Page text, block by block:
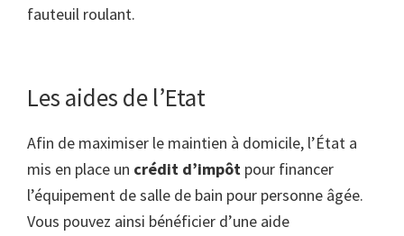
fauteuil roulant.
Les aides de l’Etat
Afin de maximiser le maintien à domicile, l’État a
mis en place un crédit d’impôt pour financer
l’équipement de salle de bain pour personne âgée.
Vous pouvez ainsi bénéficier d’une aide